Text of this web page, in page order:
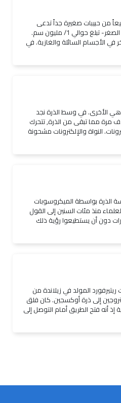
من حبيبات صغيرة جداً تدعى
الذرات. الذرات أجسام موغلة في الصغر- تبلغ حوالي 1/ مليون سم.
في الأجسام السائلة والغازية. في
هي الأخرى. في وسط الذرة نجد
مرة مما تبقى من الذرة, تتحرك
النواة والإلكترونات مشحونة
الذرة بواسطة الميكروسوبات
منذ مئات السنين إلى القول
دون أن يستطيعوا رؤية ذلك
أرنست ريتيرفورد المولد في زيلاندة من
إلى ذرة أوكسجين. كان فلق
إذ أنه فتح الطريق أمام التوصل إلى